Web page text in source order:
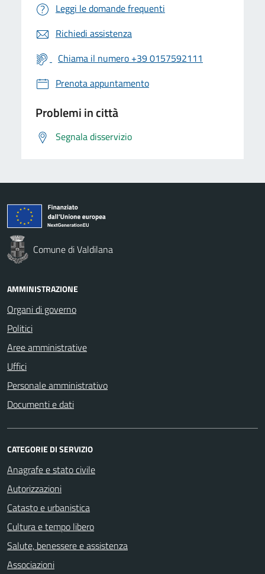
Leggi le domande frequenti
Richiedi assistenza
Chiama il numero +39 0157592111
Prenota appuntamento
Problemi in città
Segnala disservizio
Comune di Valdilana
AMMINISTRAZIONE
Organi di governo
Politici
Aree amministrative
Uffici
Personale amministrativo
Documenti e dati
CATEGORIE DI SERVIZIO
Anagrafe e stato civile
Autorizzazioni
Catasto e urbanistica
Cultura e tempo libero
Salute, benessere e assistenza
Associazioni